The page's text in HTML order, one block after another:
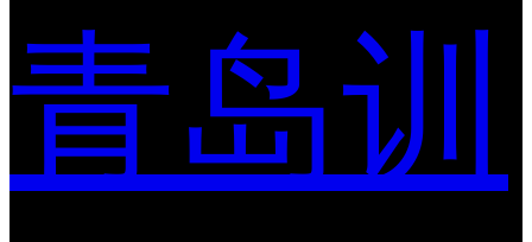
青岛训